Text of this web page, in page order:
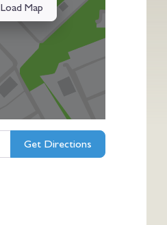
Load Map
Get Directions